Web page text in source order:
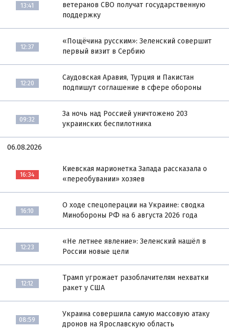
13:41
ветеранов СВО получат государственную
поддержку
12:37
«Пощёчина русским»: Зеленский совершит
первый визит в Сербию
12:20
Саудовская Аравия, Турция и Пакистан
подпишут соглашение в сфере обороны
09:32
За ночь над Россией уничтожено 203
украинских беспилотника
06.08.2026
16:34
Киевская марионетка Запада рассказала о
«переобувании» хозяев
16:10
О ходе спецоперации на Украине: сводка
Минобороны РФ на 6 августа 2026 года
12:23
«Не летнее явление»: Зеленский нашёл в
России новые цели
12:12
Трамп угрожает разоблачителям нехватки
ракет у США
08:59
Украина совершила самую массовую атаку
дронов на Ярославскую область